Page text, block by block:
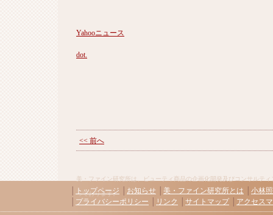
Yahooニュース
dot.
<< 前へ
美・ファイン研究所は、ビューティ商品の企画化開発及びコンサルテ
っております。
トップページ お知らせ 美・ファイン研究所とは
小林
プライバシーポリシー リンク サイトマップ│ アクセス